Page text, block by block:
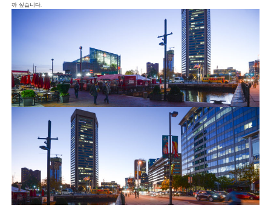
까 싶습니다.